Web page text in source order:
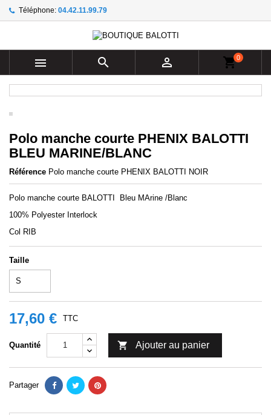
Téléphone: 04.42.11.99.79
   shopping_cart0
Polo manche courte PHENIX BALOTTI
BLEU MARINE/BLANC
Référence Polo manche courte PHENIX BALOTTI NOIR
Polo manche courte BALOTTI Bleu MArine /Blanc
100% Polyester Interlock
Col RIB
Taille
17,60 € TTC
Quantité  Ajouter au panier
Partager
Ajouter à ma liste d'envies ×
add_circle_outline Create new list
((title)) ×
((label))
Connexion ×
votre liste d'envies.